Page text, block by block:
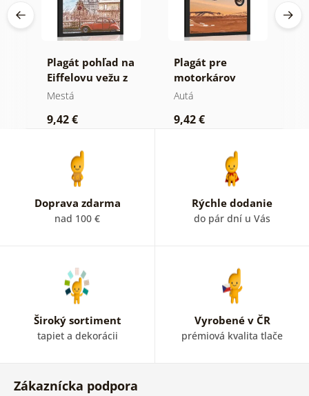
Plagát pohľad na
Eiffelovu vežu z
ulice Paríža
Mestá
9,42 €
Plagát pre
motorkárov
Autá
9,42 €
Doprava zdarma
nad 100 €
Rýchle dodanie
do pár dní u Vás
Široký sortiment
tapiet a dekorácii
Vyrobené v ČR
prémiová kvalita tlače
Zákaznícka podpora